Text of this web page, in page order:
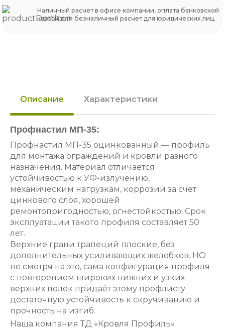
Наличный расчет в офисе компании, оплата банковской
картой или безналичный расчет для юридических лиц.
Описание Характеристики
Профнастил МП-35:
Профнастил МП-35 оцинкованный — профиль
для монтажа ограждений и кровли разного
назначения. Материал отличается
устойчивостью к УФ-излучению,
механическим нагрузкам, коррозии за счет
цинкового слоя, хорошей
ремонтопригодностью, огнестойкостью. Срок
эксплуатации такого профиля составляет 50
лет.
Верхние грани трапеций плоские, без
дополнительных усиливающих желобков. НО
не смотря на это, сама конфигурация профиля
с повторением широких нижних и узких
верхних полок придаёт этому профлисту
достаточную устойчивость к скручиванию и
прочность на изгиб.
Наша компания ТД «Кровля Профиль»